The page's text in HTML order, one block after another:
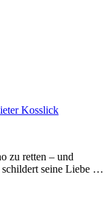
Kosslick
zu retten – und
schildert seine Liebe …